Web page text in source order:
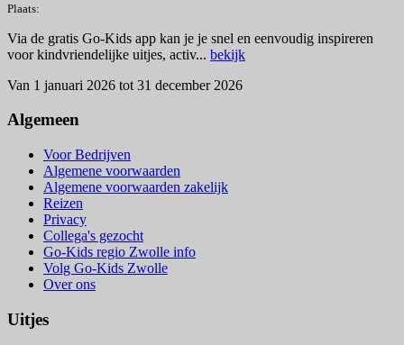
Plaats:
Via de gratis Go-Kids app kan je je snel en eenvoudig inspireren
voor kindvriendelijke uitjes, activ... bekijk
Van 1 januari 2026 tot 31 december 2026
Algemeen
Voor Bedrijven
Algemene voorwaarden
Algemene voorwaarden zakelijk
Reizen
Privacy
Collega's gezocht
Go-Kids regio Zwolle info
Volg Go-Kids Zwolle
Over ons
Uitjes